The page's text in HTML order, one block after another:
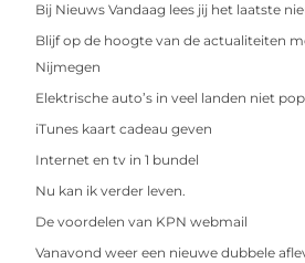
Bij Nieuws Vandaag lees jij het laatste
Blijf op de hoogte van de actualiteiten
Nijmegen
Elektrische auto’s in veel landen niet
iTunes kaart cadeau geven
Internet en tv in 1 bundel
Nu kan ik verder leven.
De voordelen van KPN webmail
Vanavond weer een nieuwe dubbele